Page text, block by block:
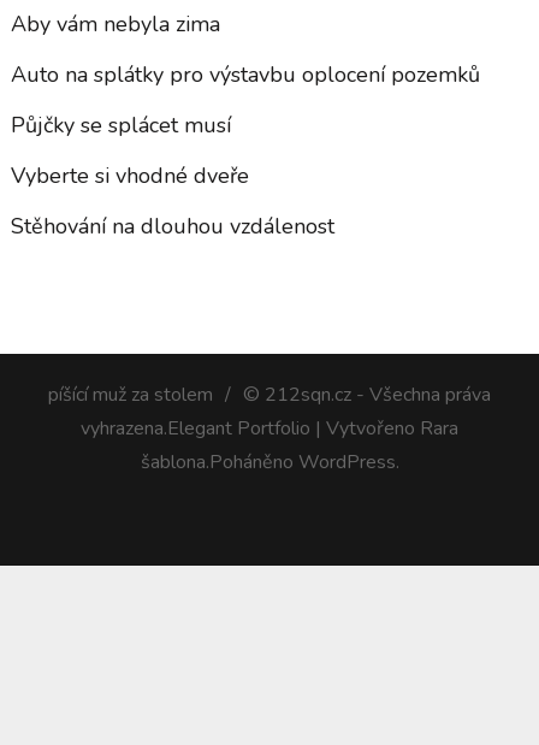
Aby vám nebyla zima
Auto na splátky pro výstavbu oplocení pozemků
Půjčky se splácet musí
Vyberte si vhodné dveře
Stěhování na dlouhou vzdálenost
píšící muž za stolem
© 212sqn.cz - Všechna práva
vyhrazena.Elegant Portfolio | Vytvořeno Rara
šablona.Poháněno WordPress.